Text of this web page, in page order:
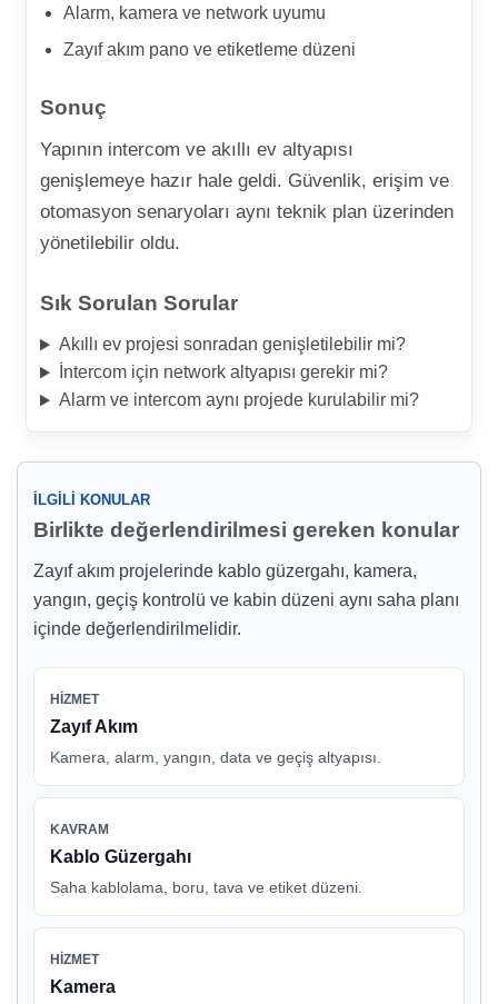
Alarm, kamera ve network uyumu
Zayıf akım pano ve etiketleme düzeni
Sonuç
Yapının intercom ve akıllı ev altyapısı
genişlemeye hazır hale geldi. Güvenlik, erişim ve
otomasyon senaryoları aynı teknik plan üzerinden
yönetilebilir oldu.
Sık Sorulan Sorular
Akıllı ev projesi sonradan genişletilebilir mi?
İntercom için network altyapısı gerekir mi?
Alarm ve intercom aynı projede kurulabilir mi?
İLGILI KONULAR
Birlikte değerlendirilmesi gereken konular
Zayıf akım projelerinde kablo güzergahı, kamera,
yangın, geçiş kontrolü ve kabin düzeni aynı saha planı
içinde değerlendirilmelidir.
HIZMET
Zayıf Akım
Kamera, alarm, yangın, data ve geçiş altyapısı.
KAVRAM
Kablo Güzergahı
Saha kablolama, boru, tava ve etiket düzeni.
HIZMET
Kamera